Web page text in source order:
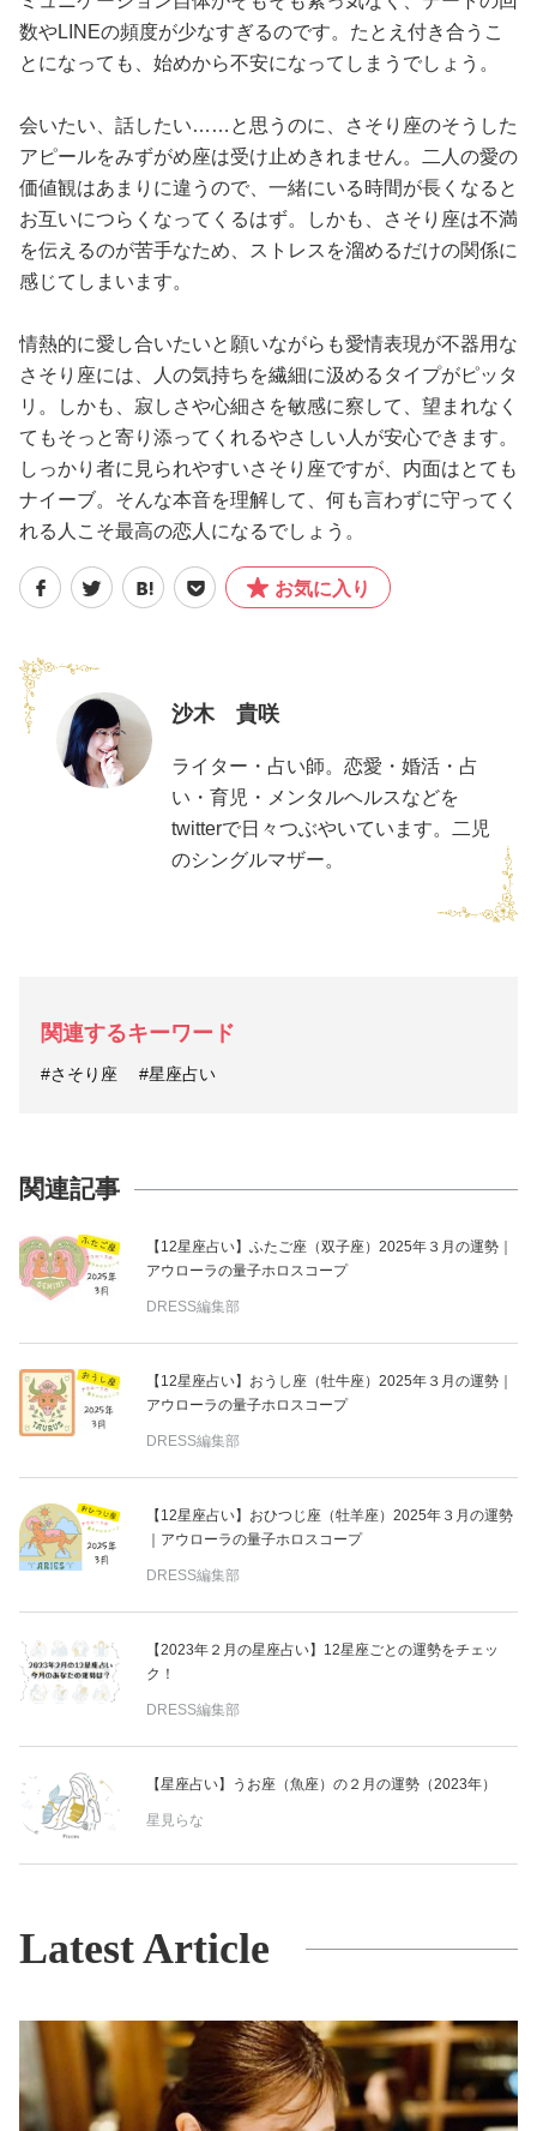
数やLINEの頻度が少なすぎるのです。たとえ付き合うこ
とになっても、始めから不安になってしまうでしょう。
会いたい、話したい……と思うのに、さそり座のそうした
アピールをみずがめ座は受け止めきれません。二人の愛の
価値観はあまりに違うので、一緒にいる時間が長くなると
お互いにつらくなってくるはず。しかも、さそり座は不満
を伝えるのが苦手なため、ストレスを溜めるだけの関係に
感じてしまいます。
情熱的に愛し合いたいと願いながらも愛情表現が不器用な
さそり座には、人の気持ちを繊細に汲めるタイプがピッタ
リ。しかも、寂しさや心細さを敏感に察して、望まれなく
てもそっと寄り添ってくれるやさしい人が安心できます。
しっかり者に見られやすいさそり座ですが、内面はとても
ナイーブ。そんな本音を理解して、何も言わずに守ってく
れる人こそ最高の恋人になるでしょう。
お気に入り
沙木 貴咲
ライター・占い師。恋愛・婚活・占
い・育児・メンタルヘルスなどを
twitterで日々つぶやいています。二児
のシングルマザー。
関連するキーワード
#さそり座 #星座占い
関連記事
【12星座占い】ふたご座（双子座）2025年３月の運勢｜
アウローラの量子ホロスコープ
DRESS編集部
【12星座占い】おうし座（牡牛座）2025年３月の運勢｜
アウローラの量子ホロスコープ
DRESS編集部
【12星座占い】おひつじ座（牡羊座）2025年３月の運勢
｜アウローラの量子ホロスコープ
DRESS編集部
【2023年２月の星座占い】12星座ごとの運勢をチェッ
ク！
DRESS編集部
【星座占い】うお座（魚座）の２月の運勢（2023年）
星見らな
Latest Article